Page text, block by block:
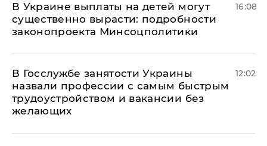
В Украине выплаты на детей могут
существенно вырасти: подробности
законопроекта Минсоцполитики
16:08
В Госслужбе занятости Украины
назвали профессии с самым быстрым
трудоустройством и вакансии без
желающих
12:02